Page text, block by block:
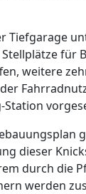
Tiefgarage
für
weitere
dieser
durch die
werden